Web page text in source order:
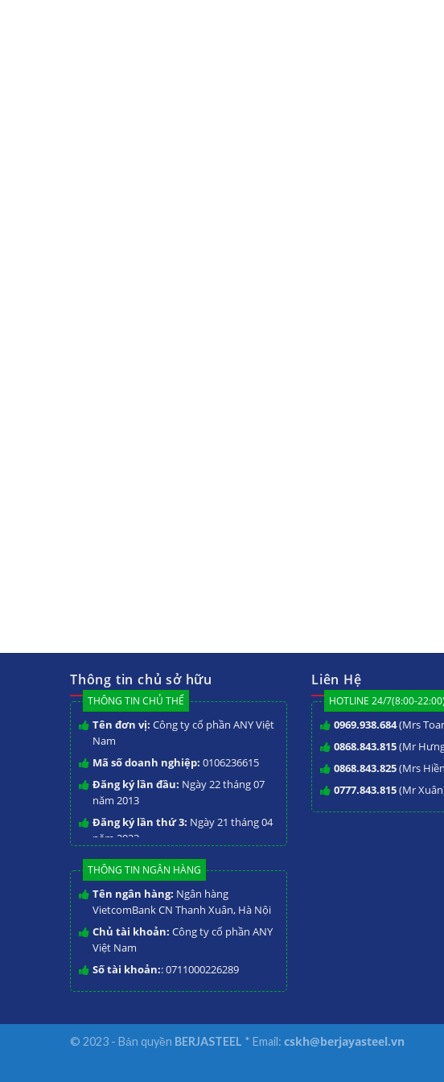
Thông tin chủ sở hữu
THÔNG TIN CHỦ THỂ
Tên đơn vị: Công ty cổ phần ANY Việt
Nam
Mã số doanh nghiệp: 0106236615
Đăng ký lần đầu: Ngày 22 tháng 07
năm 2013
Đăng ký lần thứ 3: Ngày 21 tháng 04
năm 2023
THÔNG TIN NGÂN HÀNG
Tên ngân hàng: Ngân hàng
VietcomBank CN Thanh Xuân, Hà Nội
Chủ tài khoản: Công ty cổ phần ANY
Việt Nam
Số tài khoản:: 0711000226289
Liên Hệ
HOTLINE 24/7(8:00-22:00)
0969.938.684(Mrs
0868.843.815(Mr
0868.843.825(Mrs
0777.843.815(Mr
© 2023 - Bản quyền BERJASTEEL * Email: cskh@berjayasteel.vn